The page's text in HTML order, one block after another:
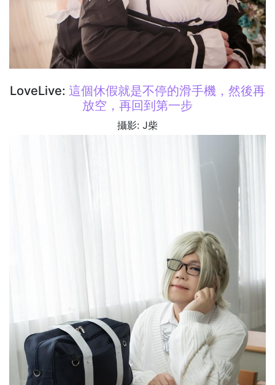
LoveLive: 這個休假就是不停的滑手機，然後再
放空，再回到第一步
攝影: J柴